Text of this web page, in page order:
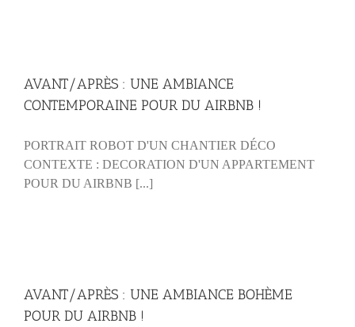
AVANT/APRÈS : UNE AMBIANCE
CONTEMPORAINE POUR DU AIRBNB !
PORTRAIT ROBOT D'UN CHANTIER DÉCO
CONTEXTE : DECORATION D'UN APPARTEMENT
POUR DU AIRBNB [...]
AVANT/APRÈS : UNE AMBIANCE BOHÈME
POUR DU AIRBNB !